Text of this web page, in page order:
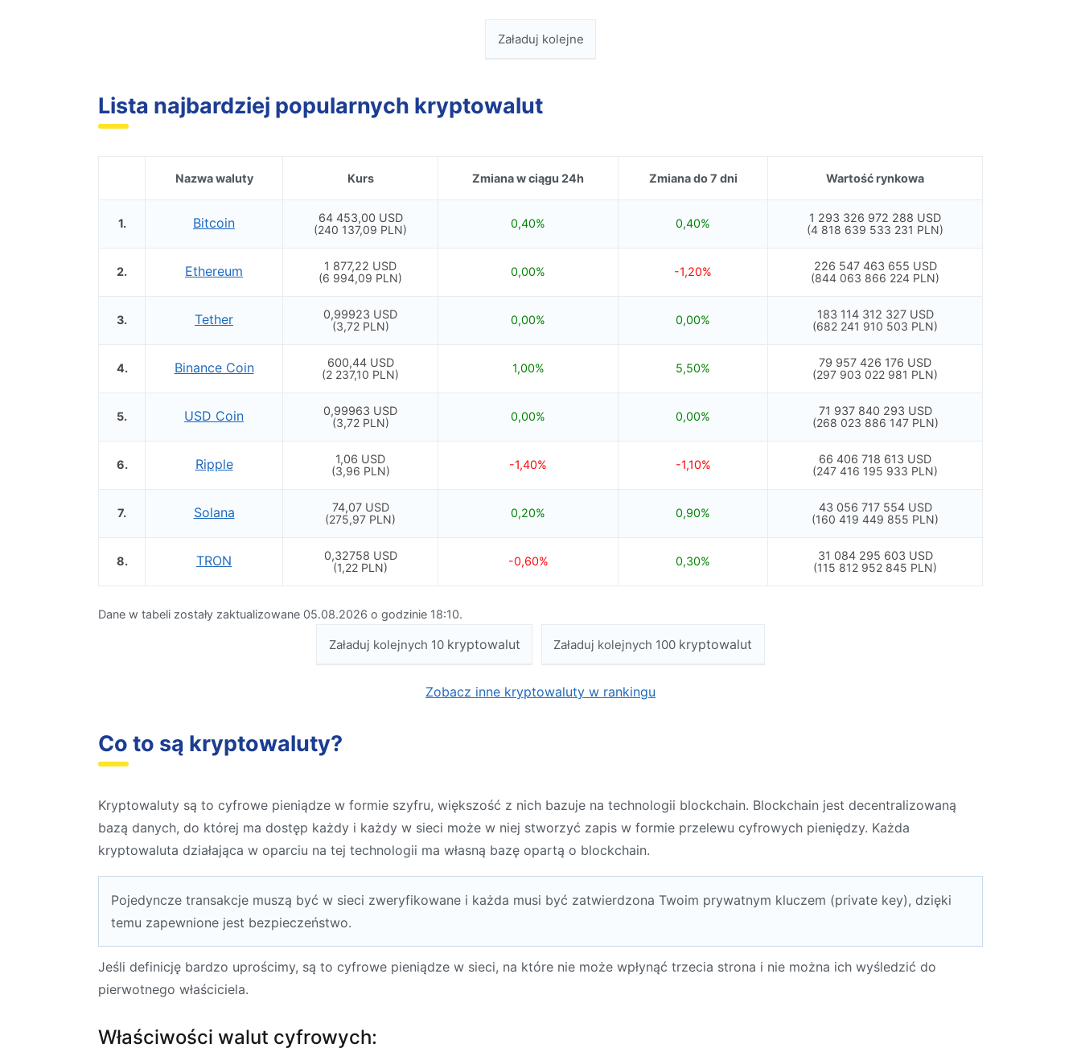
Załaduj kolejne
Lista najbardziej popularnych kryptowalut
Nazwa waluty Kurs Zmiana w ciągu 24h Zmiana do 7 dni Wartość rynkowa
1. Bitcoin
64 453,00 USD
(240 137,09 PLN)
0,40% 0,40%
1 293 326 972 288 USD
(4 818 639 533 231 PLN)
2. Ethereum
1 877,22 USD
(6 994,09 PLN)
0,00% -1,20%
226 547 463 655 USD
(844 063 866 224 PLN)
3. Tether
0,99923 USD
(3,72 PLN)
0,00% 0,00%
183 114 312 327 USD
(682 241 910 503 PLN)
4. Binance Coin
600,44 USD
(2 237,10 PLN)
1,00% 5,50%
79 957 426 176 USD
(297 903 022 981 PLN)
5. USD Coin
0,99963 USD
(3,72 PLN)
0,00% 0,00%
71 937 840 293 USD
(268 023 886 147 PLN)
6. Ripple
1,06 USD
(3,96 PLN)
-1,40% -1,10%
66 406 718 613 USD
(247 416 195 933 PLN)
7. Solana
74,07 USD
(275,97 PLN)
0,20% 0,90%
43 056 717 554 USD
(160 419 449 855 PLN)
8. TRON
0,32758 USD
(1,22 PLN)
-0,60% 0,30%
31 084 295 603 USD
(115 812 952 845 PLN)
Dane w tabeli zostały zaktualizowane 05.08.2026 o godzinie 18:10.
Załaduj kolejnych 10 kryptowalut Załaduj kolejnych 100 kryptowalut
Zobacz inne kryptowaluty w rankingu
Co to są kryptowaluty?
Kryptowaluty są to cyfrowe pieniądze w formie szyfru, większość z nich bazuje na technologii blockchain. Blockchain jest decentralizowaną
bazą danych, do której ma dostęp każdy i każdy w sieci może w niej stworzyć zapis w formie przelewu cyfrowych pieniędzy. Każda
kryptowaluta działająca w oparciu na tej technologii ma własną bazę opartą o blockchain.
Pojedyncze transakcje muszą być w sieci zweryfikowane i każda musi być zatwierdzona Twoim prywatnym kluczem (private key), dzięki
temu zapewnione jest bezpieczeństwo.
Jeśli definicję bardzo uprościmy, są to cyfrowe pieniądze w sieci, na które nie może wpłynąć trzecia strona i nie można ich wyśledzić do
pierwotnego właściciela.
Właściwości walut cyfrowych: